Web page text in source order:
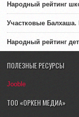
Народный рейтинг
Участковые Балхаша.
Народный рейтинг
ПОЛЕЗНЫЕ РЕСУРСЫ
Jooble
ТОО «ОРКЕН МЕДИА»